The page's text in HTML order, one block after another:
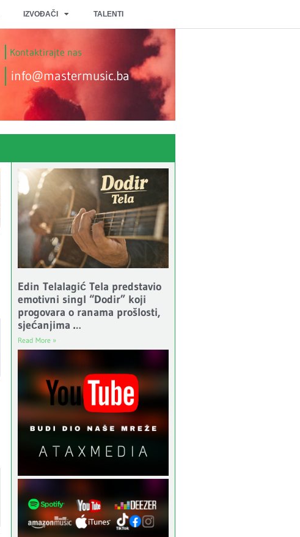
IZVOĐAČI TALENTI
Kontaktirajte nas
info@mastermusic.ba
Edin Telalagić Tela predstavio
emotivni singl “Dodir” koji
progovara o ranama prošlosti,
sjećanjima …
Read More »